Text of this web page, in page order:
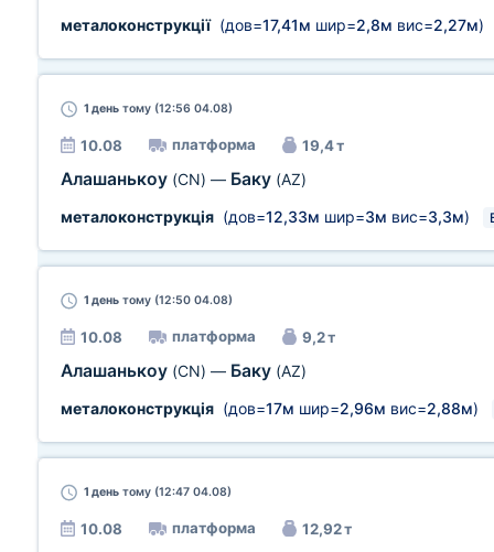
металоконструкції(дов=17,41м шир=2,8м вис=2,27м)
1 день тому (12:56 04.08)
10.08 платформа 19,4 т
Алашанькоу (CN) — Баку (AZ)
металоконструкція (дов=12,33м шир=3м вис=3,3м)
1 день тому (12:50 04.08)
10.08 платформа 9,2 т
Алашанькоу (CN) — Баку (AZ)
металоконструкція (дов=17м шир=2,96м вис=2,88м)
1 день тому (12:47 04.08)
10.08 платформа 12,92 т